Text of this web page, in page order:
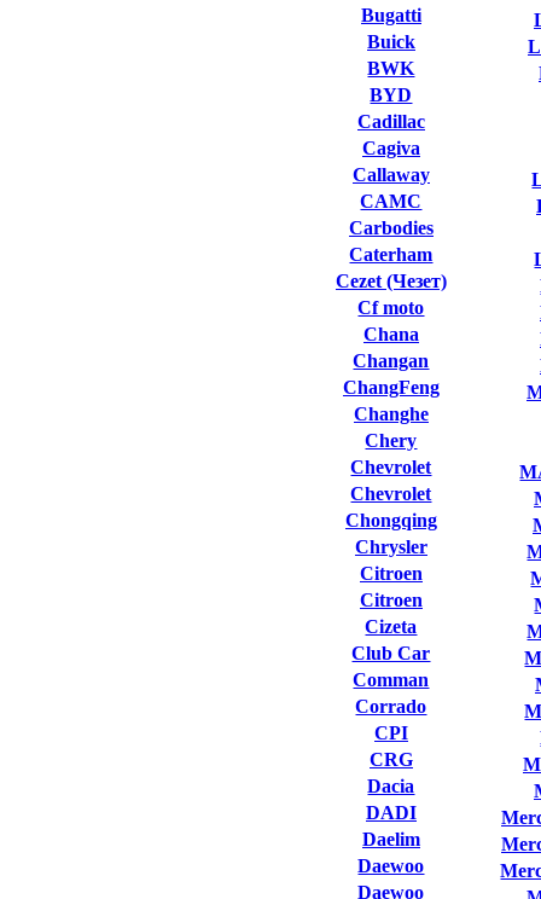
Bugatti
Buick
BWK
BYD
Cadillac
Cagiva
Callaway
CAMC
Carbodies
Caterham
Cezet (Чезет)
Cf moto
Chana
Changan
ChangFeng
Changhe
Chery
Chevrolet
Chevrolet
Chongqing
Chrysler
Citroen
Citroen
Cizeta
Club Сar
Comman
Corrado
CPI
CRG
Dacia
DADI
Daelim
Daewoo
Daewoo